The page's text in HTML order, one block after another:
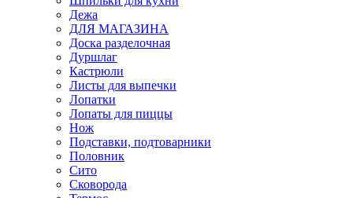
Дежа
ДЛЯ МАГАЗИНА
Доска разделочная
Дуршлаг
Кастрюли
Листы для выпечки
Лопатки
Лопаты для пиццы
Нож
Подставки, подтоварники
Половник
Сито
Сковорода